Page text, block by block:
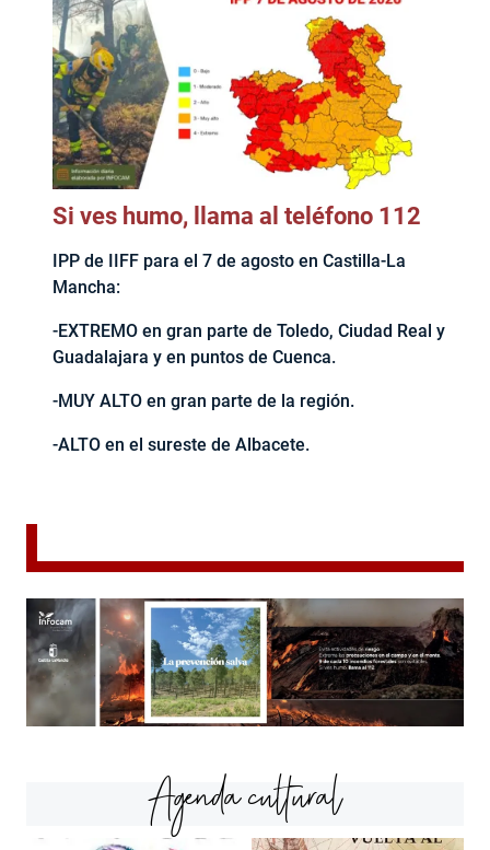
Si ves humo, llama al teléfono 112
IPP de IIFF para el 7 de agosto en Castilla-La
Mancha:
-EXTREMO en gran parte de Toledo, Ciudad Real y
Guadalajara y en puntos de Cuenca.
-MUY ALTO en gran parte de la región.
-ALTO en el sureste de Albacete.
Agenda cultural